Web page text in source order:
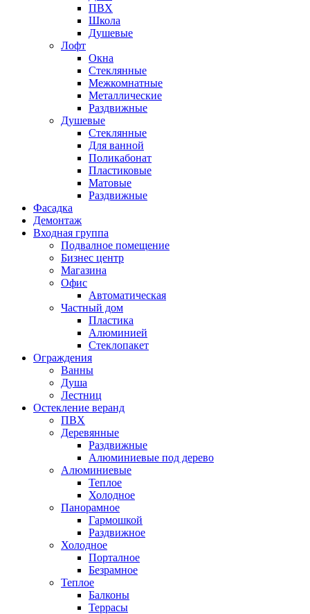
ПВХ
Школа
Душевые
Лофт
Окна
Стеклянные
Межкомнатные
Металлические
Раздвижные
Душевые
Стеклянные
Для ванной
Поликабонат
Пластиковые
Матовые
Раздвижные
Фасадка
Демонтаж
Входная группа
Подвалное помещение
Бизнес центр
Магазина
Офис
Автоматическая
Частный дом
Пластика
Алюминией
Стеклопакет
Ограждения
Ванны
Душа
Лестниц
Остекление веранд
ПВХ
Деревянные
Раздвижные
Алюминиевые под дерево
Алюминиевые
Теплое
Холодное
Панорамное
Гармошкой
Раздвижное
Холодное
Порталное
Безрамное
Теплое
Балконы
Террасы